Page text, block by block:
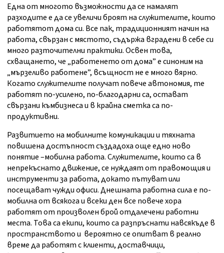
Една от многото възможности да се намалят
разходите е да се увеличи броят на служителите, които
работятот дома си. Все пак, традиционният начин на
работа, свързан с мястото, съдържа вградени в себе си
много разточителни практики. Освен това,
схващането, че „работенето от дома” е синоним на
„мързеливо работене”, всъщност не е много вярно.
Когато служителите получат повече автономия, те
работят по-усилено, по-благодарни са, остават
свързани къмбизнеса и в крайна сметка са по-
продуктивни.
Развитието на мобилните комуникации и тяхната
повишена достъпност създадоха още едно ново
понятие –мобилна работа. Служителите, които са в
непрекъснато движение, се нуждаят от правомощия и
инструменти за работа, докато пътуват или
посещават чужди офиси. Днешната работна сила е по-
мобилна от всякога и всеки ден все повече хора
работят от произволен брой отдалечени работни
места. Това са екипи, които са разпръснати навсякъде в
пространството и вероятно се опитват в реално
време да работят с клиенти, доставчици,